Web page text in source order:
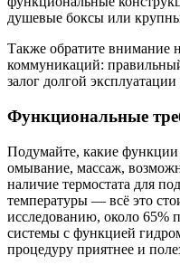
душевые боксы или
Также обратите внимание
коммуникаций:
залог долгой
Функциональные
Подумайте, какие
омывание, массаж,
наличие термостата для
температуры — всё это
исследованию, около 65%
системы с функцией
процедуру приятнее и